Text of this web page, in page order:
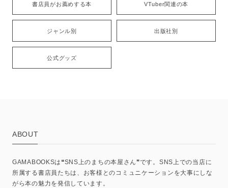
書店員がお薦めする本 VTuber関連の本
ジャンル別 出版社別
公式グッズ
ABOUT
GAMABOOKSは❝SNS上のまちの本屋さん❞です。SNS上での当店に
所属する書店員たちは、お客様とのコミュニケーションを大事にしな
がら本の魅力を発信しています。